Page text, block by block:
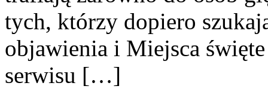
tych, którzy dopiero
objawienia i Miejsca
serwisu […]